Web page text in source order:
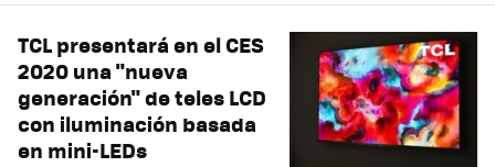
TCL presentará en el CES
2020 una "nueva
generación" de teles LCD
con iluminación basada
en mini-LEDs